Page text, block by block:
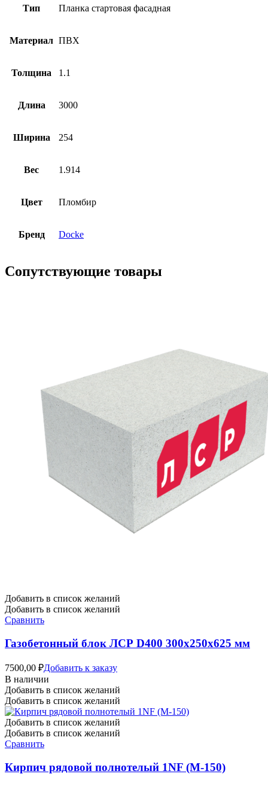
Тип Планка стартовая фасадная
Материал ПВХ
Толщина 1.1
Длина 3000
Ширина 254
Вес 1.914
Цвет Пломбир
Бренд Docke
Сопутствующие товары
Добавить в список желаний
Добавить в список желаний
Сравнить
Газобетонный блок ЛСР D400 300х250х625 мм
7500,00 ₽Добавить к заказу
В наличии
Добавить в список желаний
Добавить в список желаний
Добавить в список желаний
Добавить в список желаний
Сравнить
Кирпич рядовой полнотелый 1NF (М-150)